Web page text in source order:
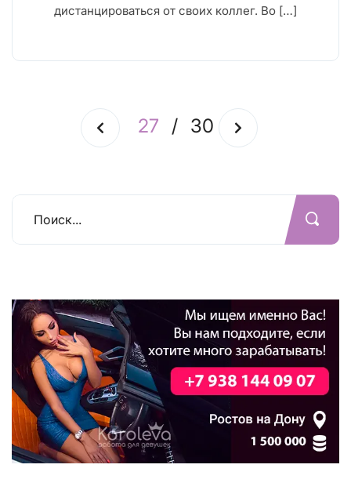
дистанцироваться от своих коллег. Во […]
27 / 30